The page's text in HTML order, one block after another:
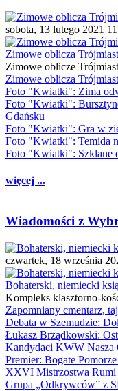
sobota, 13 lutego 2021
Zimowe oblicza
Zimowe oblicze
Zimowe oblicza
Foto "Kwiatki": Zima
Foto "Kwiatki":
Gdańsku
Foto "Kwiatki": Gra w
Foto "Kwiatki": Temida
Foto "Kwiatki": Szklane
więcej ...
Wiadomości z
czwartek, 18 września
Bohaterski, niemiecki
Kompleks klasztorno-
Zapomniany cmentarz,
Debata w Szemudzie:
Łukasz Brządkowski:
Kandydaci KWW Nasza
Premier: Bogate
XXVI Mistrzostwa Rumi
Grupa „Odkrywców” z